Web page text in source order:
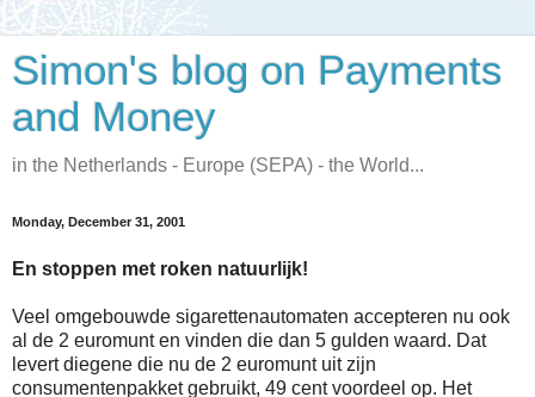
Simon's blog on Payments
and Money
in the Netherlands - Europe (SEPA) - the World...
Monday, December 31, 2001
En stoppen met roken natuurlijk!
Veel omgebouwde sigarettenautomaten accepteren nu ook
al de 2 euromunt en vinden die dan 5 gulden waard. Dat
levert diegene die nu de 2 euromunt uit zijn
consumentenpakket gebruikt, 49 cent voordeel op. Het